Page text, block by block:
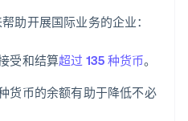
助开展国际业务的企业：
受和结算超过 135 种货币。
货币的余额有助于降低不必